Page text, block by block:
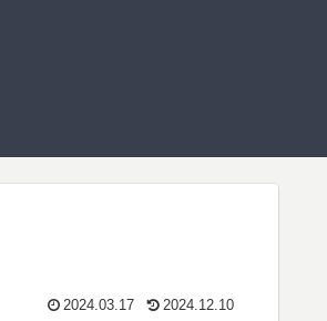
2024.03.17 2024.12.10